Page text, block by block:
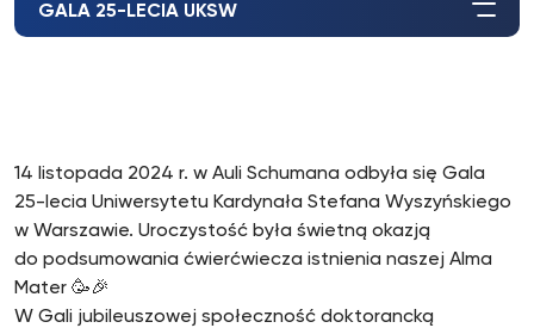
GALA 25-LECIA UKSW
14 listopada 2024 r. w Auli Schumana odbyła się Gala
25-lecia Uniwersytetu Kardynała Stefana Wyszyńskiego
w Warszawie. Uroczystość była świetną okazją
do podsumowania ćwierćwiecza istnienia naszej Alma
Mater 🥳🎉
W Gali jubileuszowej społeczność doktorancką